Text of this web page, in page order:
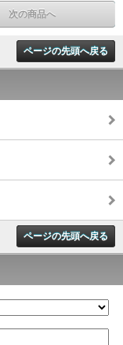
次の商品へ
ページの先頭へ戻る
ページの先頭へ戻る